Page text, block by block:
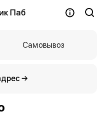
Паб
Самовывоз
→